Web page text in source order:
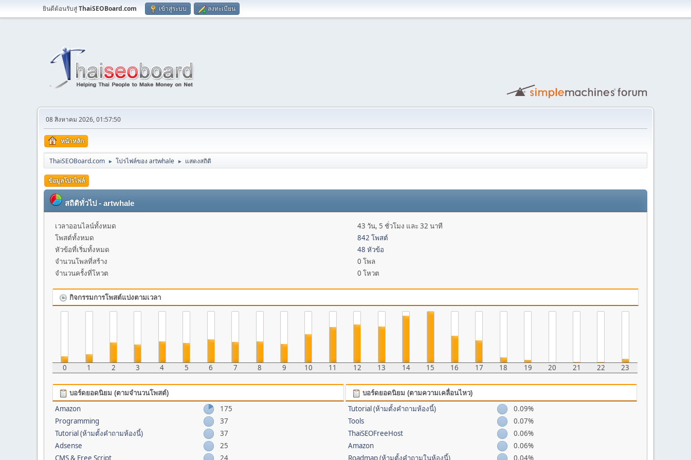
ยินดีต้อนรับสู่ThaiSEOBoard.com เข้าสู่ระบบ ลงทะเบียน
08 สิงหาคม 2026, 01:57:50
หน้าหลัก
ThaiSEOBoard.com ► โปรไฟล์ของ artwhale ► แสดงสถิติ
ข้อมูลโปรไฟล์
สถิติทั่วไป - artwhale
เวลาออนไลน์ทั้งหมด
43 วัน, 5 ชั่วโมง และ 32 นาที
โพสต์ทั้งหมด
842 โพสต์
หัวข้อที่เริ่มทั้งหมด
48 หัวข้อ
จำนวนโพลที่สร้าง
0 โพล
จำนวนครั้งที่โหวต
0 โหวต
กิจกรรมการโพสต์แบ่งตามเวลา
0 1 2 3 4 5 6 7 8 9 10 11 12 13 14 15 16 17 18 19 20 21 22 23
บอร์ดยอดนิยม (ตามจำนวนโพสต์)
Amazon
175
Programming
37
Tutorial (ห้ามตั้งคำถามห้องนี้)
37
Adsense
25
CMS & Free Script
24
บอร์ดยอดนิยม (ตามความเคลื่อนไหว)
Tutorial (ห้ามตั้งคำถามห้องนี้)
0.09%
Tools
0.07%
ThaiSEOFreeHost
0.06%
Amazon
0.06%
Roadmap (ห้ามตั้งคำถามในห้องนี้)
0.04%